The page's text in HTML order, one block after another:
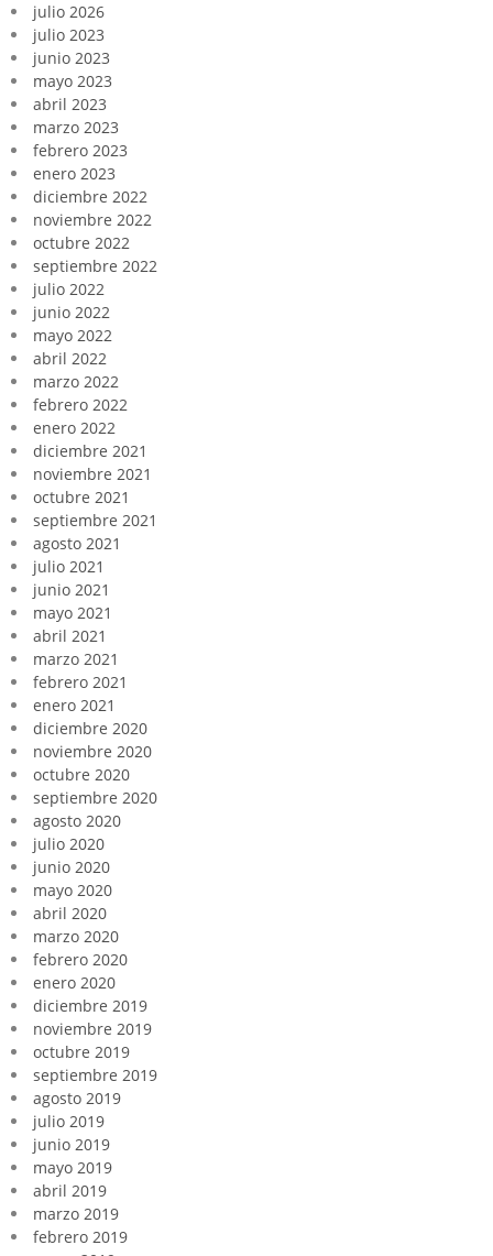
julio 2026
julio 2023
junio 2023
mayo 2023
abril 2023
marzo 2023
febrero 2023
enero 2023
diciembre 2022
noviembre 2022
octubre 2022
septiembre 2022
julio 2022
junio 2022
mayo 2022
abril 2022
marzo 2022
febrero 2022
enero 2022
diciembre 2021
noviembre 2021
octubre 2021
septiembre 2021
agosto 2021
julio 2021
junio 2021
mayo 2021
abril 2021
marzo 2021
febrero 2021
enero 2021
diciembre 2020
noviembre 2020
octubre 2020
septiembre 2020
agosto 2020
julio 2020
junio 2020
mayo 2020
abril 2020
marzo 2020
febrero 2020
enero 2020
diciembre 2019
noviembre 2019
octubre 2019
septiembre 2019
agosto 2019
julio 2019
junio 2019
mayo 2019
abril 2019
marzo 2019
febrero 2019